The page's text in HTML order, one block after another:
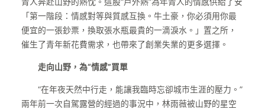
「第一階段：情感對等與質感互換。牛土豪，你必須用你最
便宜的一張鈔票，換取張水瓶最貴的一滴淚水。」置之所，
催生了青年新花費需求，也帶來了創業失業的更多選擇。
走向山野，為“情感”買單
“在年夜天然中行走，能讓我臨時忘卻城市生涯的壓力。”
兩年前一次自駕露營的經過的事況中，林雨薇被山野的星空